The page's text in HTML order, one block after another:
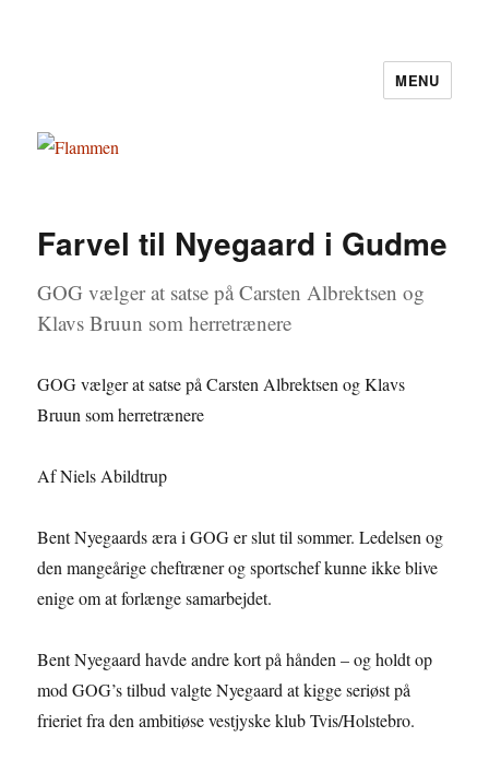
MENU
Farvel til Nyegaard i Gudme
GOG vælger at satse på Carsten Albrektsen og
Klavs Bruun som herretrænere
GOG vælger at satse på Carsten Albrektsen og Klavs
Bruun som herretrænere
Af Niels Abildtrup
Bent Nyegaards æra i GOG er slut til sommer. Ledelsen og
den mangeårige cheftræner og sportschef kunne ikke blive
enige om at forlænge samarbejdet.
Bent Nyegaard havde andre kort på hånden – og holdt op
mod GOG’s tilbud valgte Nyegaard at kigge seriøst på
frieriet fra den ambitiøse vestjyske klub Tvis/Holstebro.